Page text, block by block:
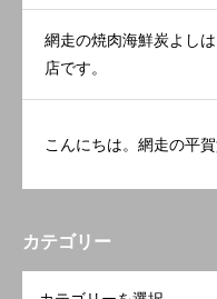
網走の焼肉海鮮炭よし
店です。
こんにちは。網走の平
カテゴリー